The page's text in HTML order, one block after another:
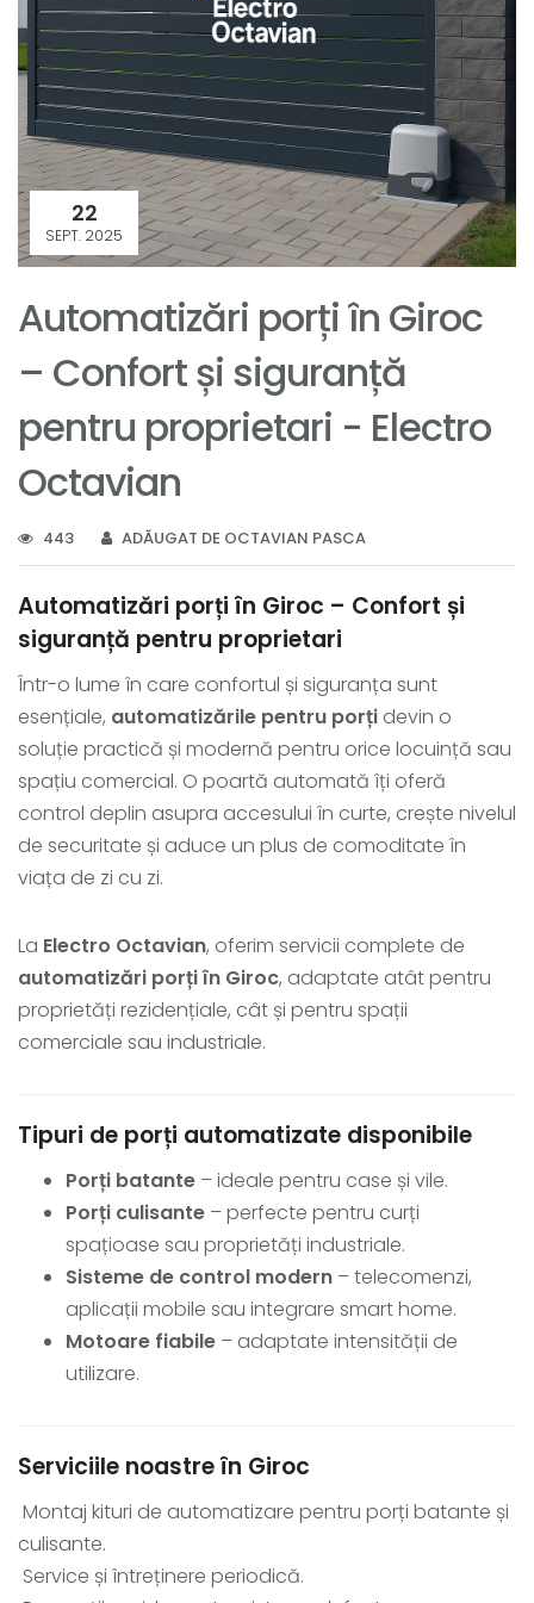
22
SEPT. 2025
Automatizări porți în Giroc
– Confort și siguranță
pentru proprietari - Electro
Octavian
443 ADĂUGAT DE OCTAVIAN PASCA
Automatizări porți în Giroc – Confort și
siguranță pentru proprietari
Într-o lume în care confortul și siguranța sunt
esențiale, automatizările pentru porți devin o
soluție practică și modernă pentru orice locuință sau
spațiu comercial. O poartă automată îți oferă
control deplin asupra accesului în curte, crește nivelul
de securitate și aduce un plus de comoditate în
viața de zi cu zi.
La Electro Octavian, oferim servicii complete de
automatizări porți în Giroc, adaptate atât pentru
proprietăți rezidențiale, cât și pentru spații
comerciale sau industriale.
Tipuri de porți automatizate disponibile
Porți batante – ideale pentru case și vile.
Porți culisante – perfecte pentru curți
spațioase sau proprietăți industriale.
Sisteme de control modern – telecomenzi,
aplicații mobile sau integrare smart home.
Motoare fiabile – adaptate intensității de
utilizare.
Serviciile noastre în Giroc
Montaj kituri de automatizare pentru porți batante și
culisante.
Service și întreținere periodică.